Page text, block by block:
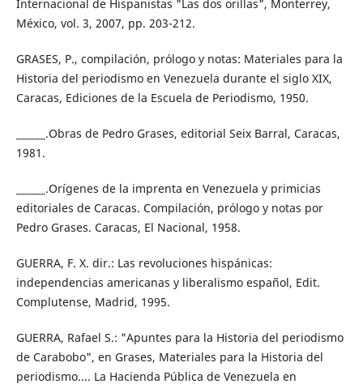
Internacional de Hispanistas "Las dos orillas", Monterrey,
México, vol. 3, 2007, pp. 203-212.
GRASES, P., compilación, prólogo y notas: Materiales para la
Historia del periodismo en Venezuela durante el siglo XIX,
Caracas, Ediciones de la Escuela de Periodismo, 1950.
______.Obras de Pedro Grases, editorial Seix Barral, Caracas,
1981.
______.Orígenes de la imprenta en Venezuela y primicias
editoriales de Caracas. Compilación, prólogo y notas por
Pedro Grases. Caracas, El Nacional, 1958.
GUERRA, F. X. dir.: Las revoluciones hispánicas:
independencias americanas y liberalismo español, Edit.
Complutense, Madrid, 1995.
GUERRA, Rafael S.: "Apuntes para la Historia del periodismo
de Carabobo", en Grases, Materiales para la Historia del
periodismo.... La Hacienda Pública de Venezuela en